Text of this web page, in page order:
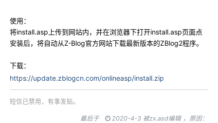
使用：
将install.asp上传到网站内，并在浏览器下打开install.asp页面点
安装后，将自动从Z-Blog官方网站下载最新版本的ZBlog2程序。
下载：
https://update.zblogcn.com/onlineasp/install.zip
短信已禁用，有事发贴。
最后于 2020-4-3 被zx.asd编辑 ，原因：